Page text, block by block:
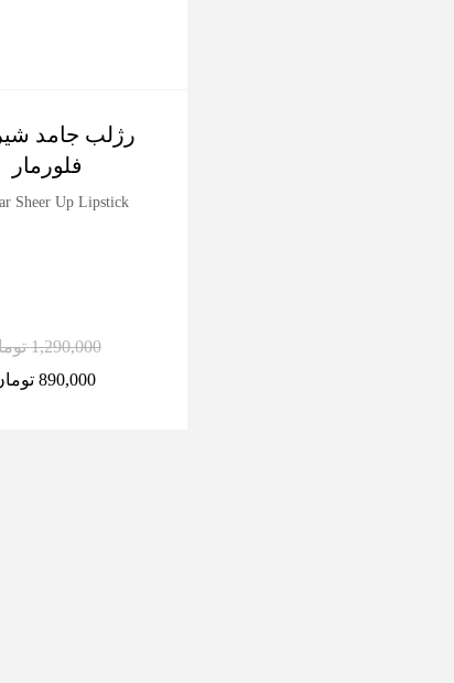
رژلب جامد
فلورمار
Sheer Up Lipstick
1,290,000
890,000